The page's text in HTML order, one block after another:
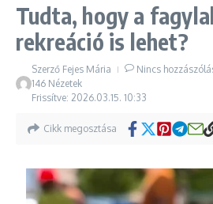
Tudta, hogy a
rekreáció is lehet?
Szerző Fejes Mária Nincs
146 Nézetek
Frissítve: 2026.03.15. 10:33
Cikk megosztása